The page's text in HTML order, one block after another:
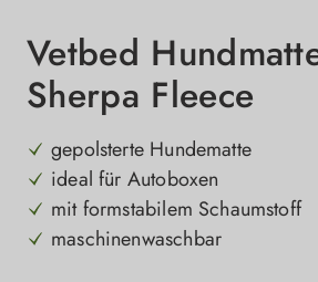
Vetbed
Sherpa Fleece
gepolsterte Hundematte
ideal für Autoboxen
mit formstabilem Schaumstoff
maschinenwaschbar